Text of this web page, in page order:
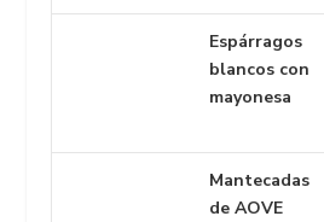
Espárragos
blancos con
mayonesa
Mantecadas
de AOVE